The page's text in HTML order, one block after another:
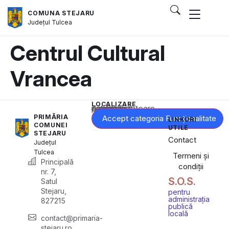
COMUNA STEJARU
Județul Tulcea
Centrul Cultural
Vrancea
PRIMĂRIA
COMUNEI
STEJARU
Județul
Tulcea
Principală
nr. 7,
Satul
Stejaru,
827215
contact@primaria-
LOCALIZARE
Acest conținut este blocat până când acceptați categoria corespunzătoare de cookie-uri.
Accept categoria Funcționalitate
LINKURI
UTILE
Contact
Termeni și
condiții
S.O.S.
pentru
administrația
publică
locală